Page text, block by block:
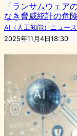
「ランサムウェ
なき脅威統計の危
AI（人工知能）ニュース
2025年11月4日18:30